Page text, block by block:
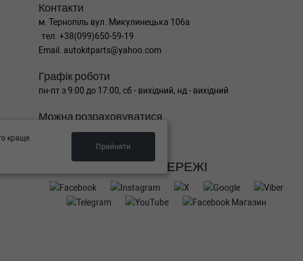
Контакти
м. Тернопіль вул. Микулинецька 106а
тел. +38(099)650-59-19
Email. autokitparts@yahoo.com
Графік роботи
пн-пт з 9:00 до 17:00, сб - вихідний, нд - вихідний
Можна розраховуватися
СОЦ МЕРЕЖІ
краще.
Прийняти